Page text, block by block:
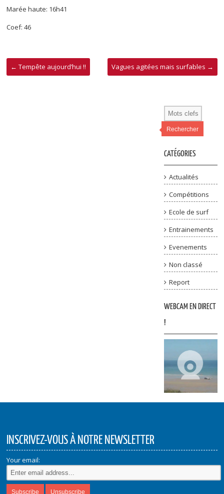
Marée haute: 16h41
Coef: 46
← Tempête aujourd’hui !! Vagues agitées mais surfables →
Rechercher
CATÉGORIES
Actualités
Compétitions
Ecole de surf
Entrainements
Evenements
Non classé
Report
WEBCAM EN DIRECT
!
INSCRIVEZ-VOUS À NOTRE NEWSLETTER
Your email: